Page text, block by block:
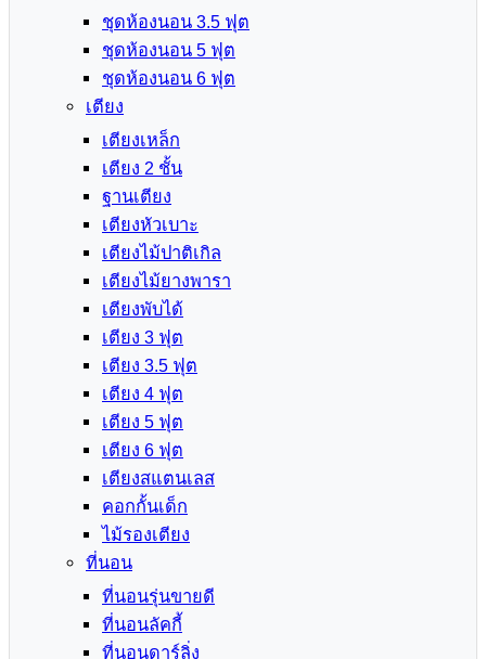
ชุดห้องนอน 3.5 ฟุต
ชุดห้องนอน 5 ฟุต
ชุดห้องนอน 6 ฟุต
เตียง
เตียงเหล็ก
เตียง 2 ชั้น
ฐานเตียง
เตียงหัวเบาะ
เตียงไม้ปาติเกิล
เตียงไม้ยางพารา
เตียงพับได้
เตียง 3 ฟุต
เตียง 3.5 ฟุต
เตียง 4 ฟุต
เตียง 5 ฟุต
เตียง 6 ฟุต
เตียงสแตนเลส
คอกกั้นเด็ก
ไม้รองเตียง
ที่นอน
ที่นอนรุ่นขายดี
ที่นอนลัคกี้
ที่นอนดาร์ลิ่ง